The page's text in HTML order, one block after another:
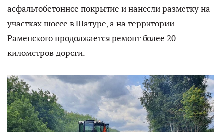
асфальтобетонное покрытие и нанесли разметку на
участках шоссе в Шатуре, а на территории
Раменского продолжается ремонт более 20
километров дороги.